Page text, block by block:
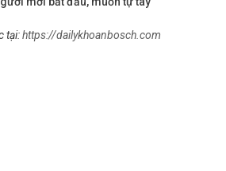
tại:https://dailykhoanbosch.com